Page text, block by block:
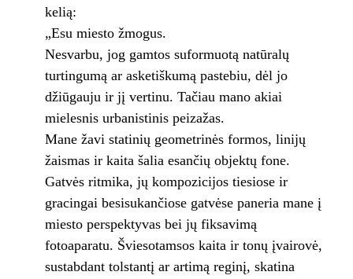
kelią:
„Esu miesto žmogus.
Nesvarbu, jog gamtos suformuotą natūralų
turtingumą ar asketiškumą pastebiu, dėl jo
džiūgauju ir jį vertinu. Tačiau mano akiai
mielesnis urbanistinis peizažas.
Mane žavi statinių geometrinės formos, linijų
žaismas ir kaita šalia esančių objektų fone.
Gatvės ritmika, jų kompozicijos tiesiose ir
gracingai besisukančiose gatvėse paneria mane į
miesto perspektyvas bei jų fiksavimą
fotoaparatu. Šviesotamsos kaita ir tonų įvairovė,
sustabdant tolstantį ar artimą reginį, skatina